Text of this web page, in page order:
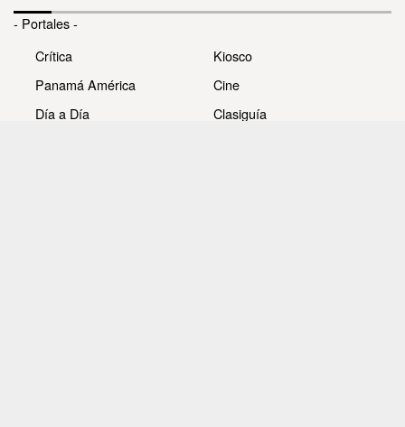
- Portales -
Crítica
Panamá América
Día a Día
Kiosco
Cine
Clasiguía